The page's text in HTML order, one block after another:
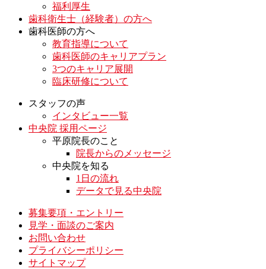
福利厚生
歯科衛生士（経験者）の方へ
歯科医師の方へ
教育指導について
歯科医師のキャリアプラン
3つのキャリア展開
臨床研修について
スタッフの声
インタビュー一覧
中央院 採用ページ
平原院長のこと
院長からのメッセージ
中央院を知る
1日の流れ
データで見る中央院
募集要項・エントリー
見学・面談のご案内
お問い合わせ
プライバシーポリシー
サイトマップ